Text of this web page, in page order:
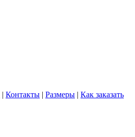
| Контакты | Размеры | Как заказать